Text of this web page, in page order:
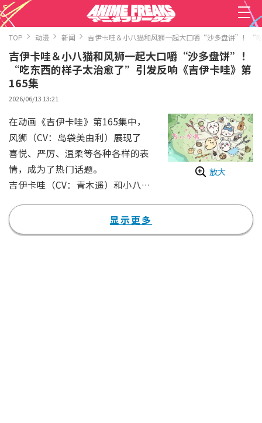
TOP 动漫 新闻 吉伊卡哇＆小八猫和风狮一起大口嚼“沙多盘饼”！“
吉伊卡哇＆小八猫和风狮一起大口嚼“沙多盘饼”！
“吃东西的样子太治愈了”引发反响《吉伊卡哇》第
165集
2026/06/13 13:21
放大
在动画《吉伊卡哇》第165集中，
风狮（CV：岛袋美由利）展现了
喜悦、严厉、温柔等各种各样的表
情，成为了热门话题。
吉伊卡哇（CV：青木遥）和小八
遇了风狮。于是小八猫试着表达对
上次收到“沙多盘饼”的谢意：
显示更多